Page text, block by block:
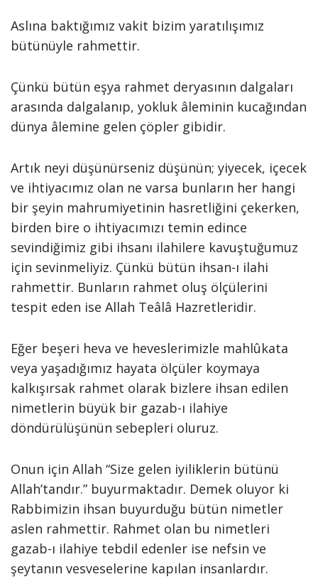
Aslına baktığımız vakit bizim yaratılışımız
bütünüyle rahmettir.
Çünkü bütün eşya rahmet deryasının dalgaları
arasında dalgalanıp, yokluk âleminin kucağından
dünya âlemine gelen çöpler gibidir.
Artık neyi düşünürseniz düşünün; yiyecek, içecek
ve ihtiyacımız olan ne varsa bunların her hangi
bir şeyin mahrumiyetinin hasretliğini çekerken,
birden bire o ihtiyacımızı temin edince
sevindiğimiz gibi ihsanı ilahilere kavuştuğumuz
için sevinmeliyiz. Çünkü bütün ihsan-ı ilahi
rahmettir. Bunların rahmet oluş ölçülerini
tespit eden ise Allah Teâlâ Hazretleridir.
Eğer beşeri heva ve heveslerimizle mahlûkata
veya yaşadığımız hayata ölçüler koymaya
kalkışırsak rahmet olarak bizlere ihsan edilen
nimetlerin büyük bir gazab-ı ilahiye
döndürülüşünün sebepleri oluruz.
Onun için Allah “Size gelen iyiliklerin bütünü
Allah’tandır.” buyurmaktadır. Demek oluyor ki
Rabbimizin ihsan buyurduğu bütün nimetler
aslen rahmettir. Rahmet olan bu nimetleri
gazab-ı ilahiye tebdil edenler ise nefsin ve
şeytanın vesveselerine kapılan insanlardır.